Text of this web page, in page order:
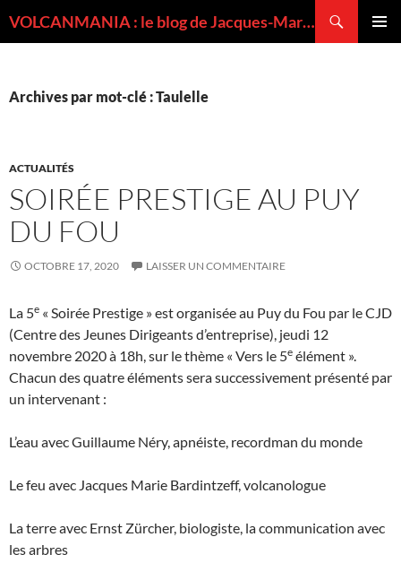
VOLCANMANIA : le blog de Jacques-Marie BARDINTZEFF, volcanologue
Archives par mot-clé : Taulelle
ACTUALITÉS
SOIRÉE PRESTIGE AU PUY
DU FOU
OCTOBRE 17, 2020 LAISSER UN COMMENTAIRE
La 5e « Soirée Prestige » est organisée au Puy du Fou par le CJD
(Centre des Jeunes Dirigeants d’entreprise), jeudi 12
novembre 2020 à 18h, sur le thème « Vers le 5e élément ».
Chacun des quatre éléments sera successivement présenté par
un intervenant :
L’eau avec Guillaume Néry, apnéiste, recordman du monde
Le feu avec Jacques Marie Bardintzeff, volcanologue
La terre avec Ernst Zürcher, biologiste, la communication avec
les arbres